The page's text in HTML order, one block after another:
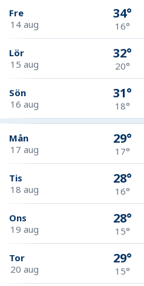
Fre
14 aug
34°
16°
Lör
15 aug
32°
20°
Sön
16 aug
31°
18°
Mån
17 aug
29°
17°
Tis
18 aug
28°
16°
Ons
19 aug
28°
15°
Tor
20 aug
29°
15°